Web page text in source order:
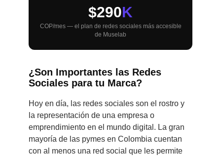
$290K
COP/mes — el plan de redes sociales más accesible
de Muselab
¿Son Importantes las Redes
Sociales para tu Marca?
Hoy en día, las redes sociales son el rostro y
la representación de una empresa o
emprendimiento en el mundo digital. La gran
mayoría de las pymes en Colombia cuentan
con al menos una red social que les permite